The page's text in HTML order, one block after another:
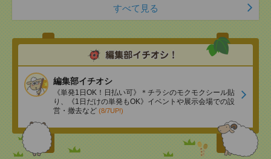
すべて見る
編集部イチオシ
《単発1日OK！日払い可》＊チラシのモクモクシール貼
り、《1日だけの単発もOK》イベントや展示会場での設
営・撤去など (8/7UP!)